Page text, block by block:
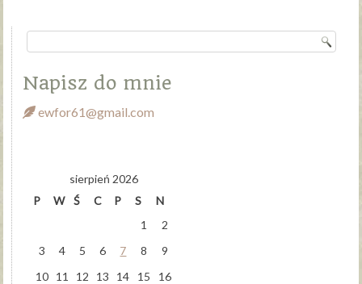
Napisz do mnie
ewfor61@gmail.com
sierpień 2026
P
W Ś C P S
N
1
2
3
4 5 6 7 8
9
10 11 12 13 14 15
16